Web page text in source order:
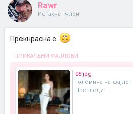
Rawr
Истакнат член
Прекнрасна е.
ПРИКАЧЕНИ ФАЈЛОВИ:
05.jpg
Големина на фајлот:
Прегледи: